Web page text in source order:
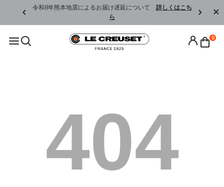
令和8年熊本地震によるお届け遅延について 詳しくはこち
ら
0
404